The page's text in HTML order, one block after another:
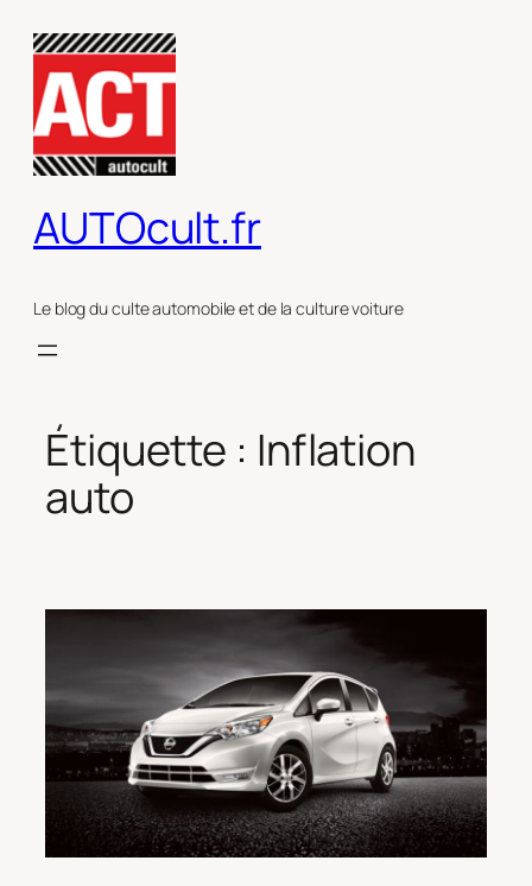
contenu
AUTOcult.fr
Le blog du culte automobile et de la culture voiture
Étiquette : Inflation
auto